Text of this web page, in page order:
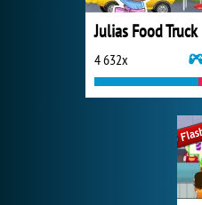
Julias Food Truck
4 632x